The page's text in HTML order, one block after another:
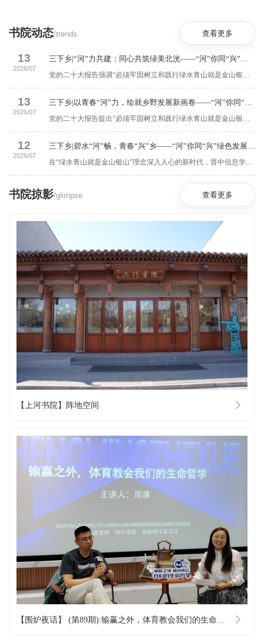
书院动态/trends 查看更多
13
2026/07
三下乡|“河”力共建：同心共筑绿美北洸——“河”你同“兴”绿色发展倡导团活动纪实
党的二十大报告强调“必须牢固树立和践行绿水青山就是金山银山的理念，站在人与自然和谐共生的高度谋划发展”。在乡村振兴与生态文明建设同频推进的新征程上，晋中信息学院上河书院“河”你同“兴”绿色发展倡导团，于7月13日深入晋中市太谷区北洸村，以“沉浸式体验课”与“互动式宣讲课”相结合的形式，开展石墩彩绘设计、环保摄影展、农耕体验、节水科普、乡村文艺汇演等系列行动。青年学子用镜头定格乡土绿意，用实践传递护水理念，...
13
2026/07
三下乡|以青春“河”力，绘就乡野发展新画卷——“河”你同“兴”绿色发展倡导团活动纪实
党的二十大报告提出“必须牢固树立和践行绿水青山就是金山银山的理念”。为响应这一号召，晋中信息学院上河书院“河”你同“兴”绿色发展倡导团于7月7日至13日，深入晋中市太谷区，围绕乌马河流域生态保护、乡村产业振兴等主题开展暑期实践，以青春担当书写校地协同的生态答卷。实践团首站聚焦乌马河流域生态。队员们在中下游湖泊分组采集水样，检测酸碱度、透明度等指标，同步开展净滩行动，清理沿岸垃圾并向群众科普护水知识。在庞庄水库，...
12
2026/07
三下乡|碧水“河”畅，青春“兴”乡——“河”你同“兴”绿色发展倡导团活动纪实
在“绿水青山就是金山银山”理念深入人心的新时代，晋中信息学院上河书院“河”你同“兴”绿色发展倡导团，以青春之姿奔赴乡村生态建设前沿。7月12日，团队锚定太古首创水务有限责任公司，将美学赋能、民情调研、科技研学与理念传播深度融合，在“小切口”中践行生态担当，为乡村绿色发展与水资源保护注入鲜活的青年力量。探察民情：破解乡村发展的水之困局纸上的理论终需实践检验，乡村的生态密码藏在农户的家常里。实践团走进田间小院，...
书院掠影/glimpse 查看更多
【上河书院】阵地空间